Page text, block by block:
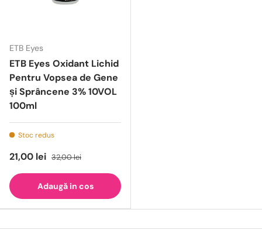
ETB Eyes
ETB Eyes Oxidant Lichid
Pentru Vopsea de Gene
și Sprâncene 3% 10VOL
100ml
Stoc redus
21,00 lei 32,00 lei
Adaugă in cos